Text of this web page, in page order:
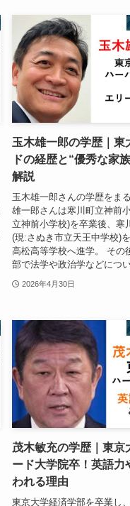
玉木雄一郎の学歴｜東
ドの経歴と“優秀な家
解説
玉木雄一郎さんの学歴をま
雄一郎さんは寒川町立神前
立神前小学校)を卒業後、寒
(現:さぬき市立天王中学校)
高松高等学校へ進学。 その
部で法学や政治学などについ
2026年4月30日
茂木敏充の学歴｜東京
ード大学院卒！英語力
われる理由
東京大学経済学部を卒業し